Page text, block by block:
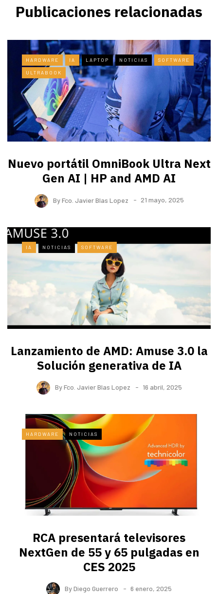
Publicaciones relacionadas
HARDWARE IA LAPTOP NOTICIAS SOFTWARE
ULTRABOOK
Nuevo portátil OmniBook Ultra ​Next
Gen AI | HP and AMD AI
ByFco. Javier Blas Lopez 21 mayo, 2025
IA NOTICIAS SOFTWARE
Lanzamiento de AMD: Amuse 3.0 la
Solución generativa de IA
ByFco. Javier Blas Lopez 16 abril, 2025
HARDWARE NOTICIAS
RCA presentará televisores
NextGen de 55 y 65 pulgadas en
CES 2025
ByDiego Guerrero 6 enero, 2025